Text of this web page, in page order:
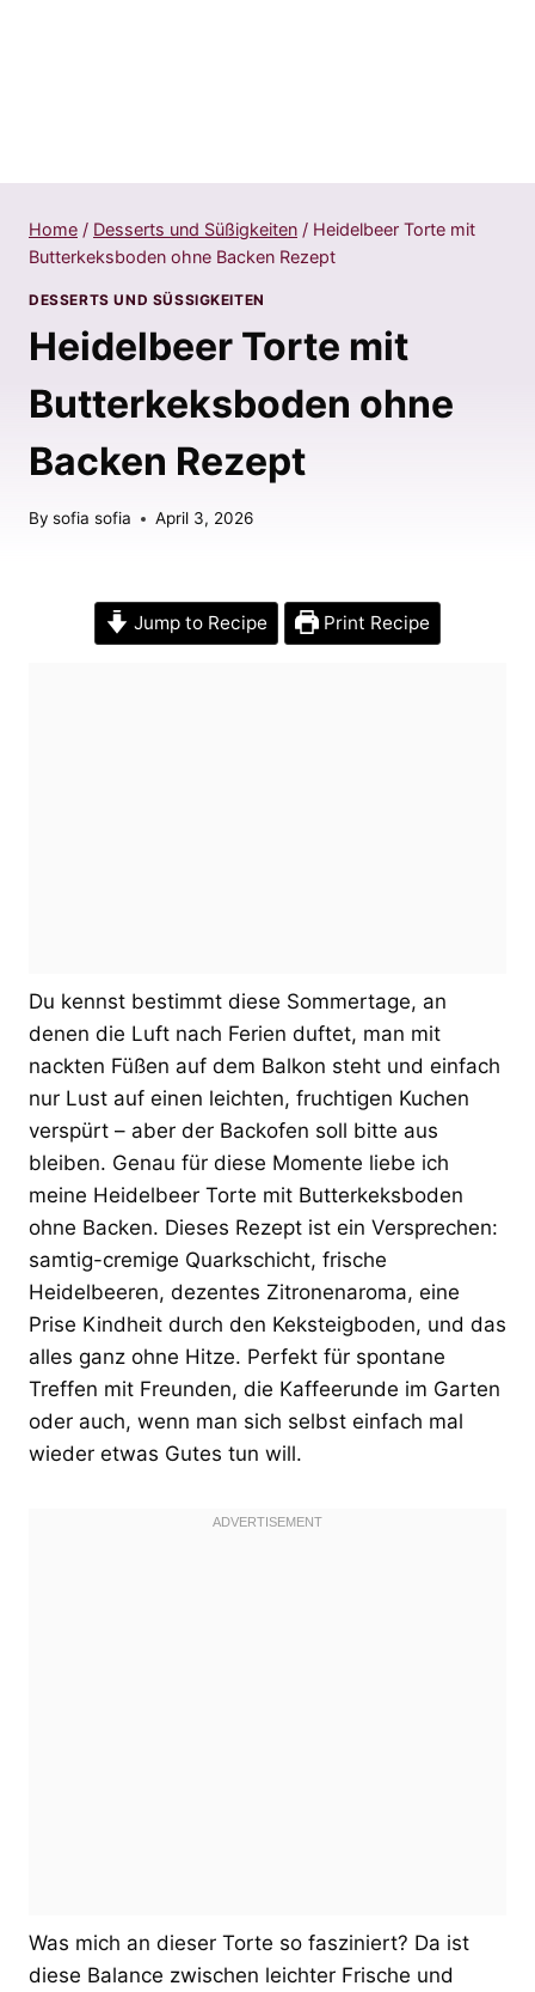
Home / Desserts und Süßigkeiten / Heidelbeer Torte mit
Butterkeksboden ohne Backen Rezept
DESSERTS UND SÜSSIGKEITEN
Heidelbeer Torte mit
Butterkeksboden ohne
Backen Rezept
By sofia sofia April 3, 2026
Jump to Recipe Print Recipe
Du kennst bestimmt diese Sommertage, an
denen die Luft nach Ferien duftet, man mit
nackten Füßen auf dem Balkon steht und einfach
nur Lust auf einen leichten, fruchtigen Kuchen
verspürt – aber der Backofen soll bitte aus
bleiben. Genau für diese Momente liebe ich
meine Heidelbeer Torte mit Butterkeksboden
ohne Backen. Dieses Rezept ist ein Versprechen:
samtig-cremige Quarkschicht, frische
Heidelbeeren, dezentes Zitronenaroma, eine
Prise Kindheit durch den Keksteigboden, und das
alles ganz ohne Hitze. Perfekt für spontane
Treffen mit Freunden, die Kaffeerunde im Garten
oder auch, wenn man sich selbst einfach mal
wieder etwas Gutes tun will.
Was mich an dieser Torte so fasziniert? Da ist
diese Balance zwischen leichter Frische und